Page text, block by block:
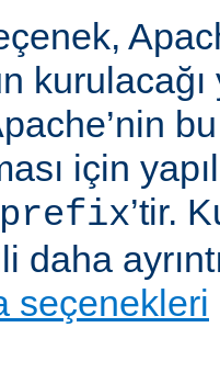
için
’tir.
daha
seçenekleri